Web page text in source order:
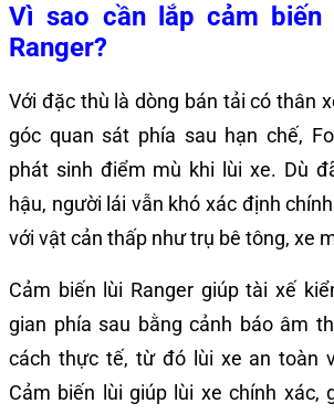
Vì sao cần lắp cảm biến
Ranger?
Với đặc thù là dòng bán tải có thân
góc quan sát phía sau hạn chế,
phát sinh điểm mù khi lùi xe. Dù
hậu, người lái vẫn khó xác định
với vật cản thấp như trụ bê tông, xe
Cảm biến lùi Ranger giúp tài xế
gian phía sau bằng cảnh báo âm
cách thực tế, từ đó lùi xe an toàn
Cảm biến lùi giúp lùi xe chính xác,